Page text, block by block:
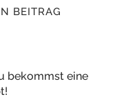
BEITRAG
bekommst eine